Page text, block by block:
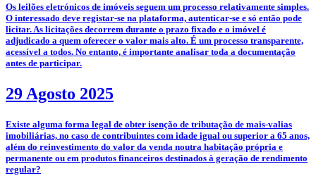
­­Os leilões eletrónicos de imóveis seguem um processo relativamente simples.
O interessado deve registar-se na plataforma, autenticar-se e só então pode
licitar. As licitações decorrem durante o prazo fixado e o imóvel é
adjudicado a quem oferecer o valor mais alto. É um processo transparente,
acessível a todos. No entanto, é importante analisar toda a documentação
antes de participar.
29 Agosto 2025
­Existe alguma forma legal de obter isenção de tributação de mais-valias
imobiliárias, no caso de contribuintes com idade igual ou superior a 65 anos,
além do reinvestimento do valor da venda noutra habitação própria e
permanente ou em produtos financeiros destinados à geração de rendimento
regular?